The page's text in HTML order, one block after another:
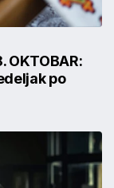
OKTOBAR:
po